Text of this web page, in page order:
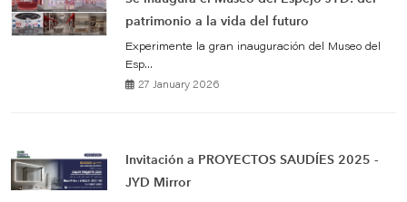
patrimonio a la vida del futuro
Experimente la gran inauguración del Museo del
Esp...
27 January 2026
Invitación a PROYECTOS SAUDÍES 2025 -
JYD Mirror